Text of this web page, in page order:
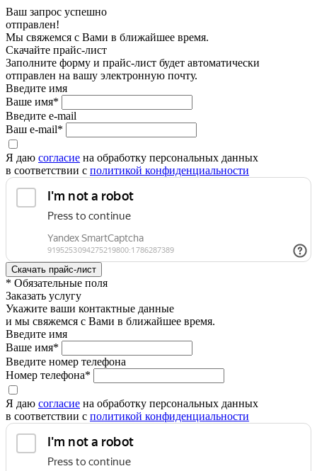
Ваш запрос успешно
отправлен!
Мы свяжемся с Вами в ближайшее время.
Скачайте прайс-лист
Заполните форму и прайс-лист будет автоматически
отправлен на вашу электронную почту.
Введите имя
Ваше имя*
Введите e-mail
Ваш e-mail*
Я даю согласие на обработку персональных данных
в соответствии с политикой конфиденциальности
* Обязательные поля
Заказать услугу
Укажите ваши контактные данные
и мы свяжемся с Вами в ближайшее время.
Введите имя
Ваше имя*
Введите номер телефона
Номер телефона*
Я даю согласие на обработку персональных данных
в соответствии с политикой конфиденциальности